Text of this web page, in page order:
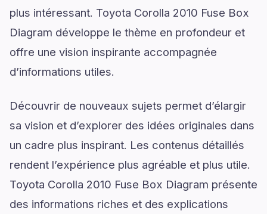
plus intéressant. Toyota Corolla 2010 Fuse Box
Diagram développe le thème en profondeur et
offre une vision inspirante accompagnée
d’informations utiles.
Découvrir de nouveaux sujets permet d’élargir
sa vision et d’explorer des idées originales dans
un cadre plus inspirant. Les contenus détaillés
rendent l’expérience plus agréable et plus utile.
Toyota Corolla 2010 Fuse Box Diagram présente
des informations riches et des explications